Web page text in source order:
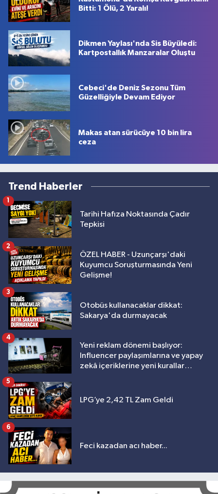
Bitti: 1 Ölü, 2 Yaralı!
Dikmen Yaylası'nda Sis Büyüledi:
Kartpostallık Manzaralar Oluştu
Cebeci'de Deniz Sezonu Tüm
Güzelliğiyle Devam Ediyor
Makas atan sürücüye 10 bin lira
ceza
Trend Haberler
Tarihi Hafıza Noktasında Çadır
Tepkisi
1
ÖZEL HABER - Uzunçarşı'daki
Kuyumcu Soruşturmasında Yeni
Gelişme!
2
Otobüs kullanacaklar dikkat:
Sakarya'da durmayacak
3
Yeni reklam dönemi başlıyor:
Influencer paylaşımlarına ve yapay
zekâ içeriklerine yeni kurallar
4
LPG’ye 2,42 TL Zam Geldi
5
Feci kazadan acı haber...
6